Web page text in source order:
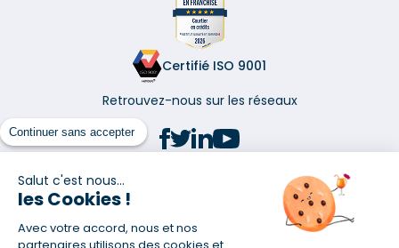
Continuer sans accepter
Salut c'est nous...
les Cookies !
Avec votre accord, nous et nos
partenaires utilisons des cookies et
Certifié ISO 9001
Retrouvez-nous sur les réseaux
(1) Taux fixe national hors assurance et selon votre profil
(2) Économie de 65 % pour l'assurance d'un prêt amortissable de 330
457,23 € à 0,90 % sur 19,5 ans, accordé à un salarié non cadre assuré à